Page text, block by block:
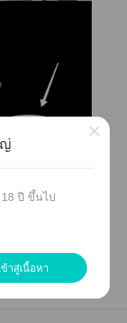
วยะะ🥰
ปี ขึ้นไป
ข้าสู่เนื้อหา
×